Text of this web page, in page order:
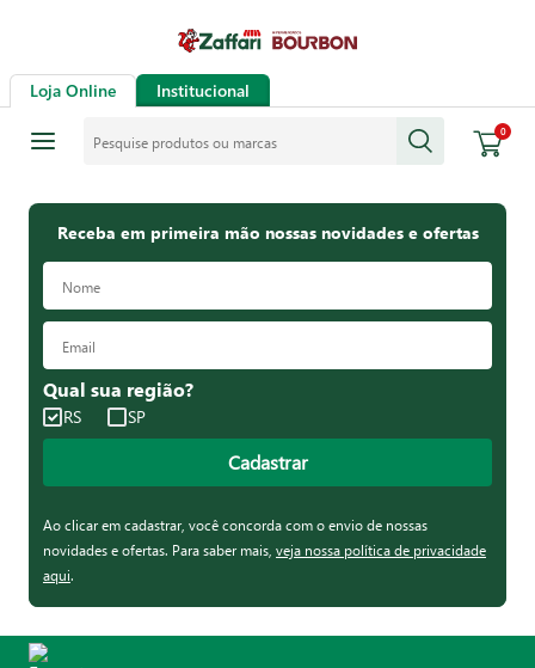
Loja Online Institucional
0
Receba em primeira mão nossas novidades e ofertas
Qual sua região?
RS SP
Cadastrar
Ao clicar em cadastrar, você concorda com o envio de nossas
novidades e ofertas. Para saber mais, veja nossa política de privacidade
aqui.